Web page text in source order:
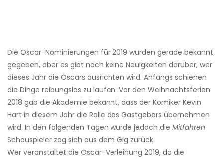
Die Oscar-Nominierungen für 2019 wurden gerade bekannt
gegeben, aber es gibt noch keine Neuigkeiten darüber, wer
dieses Jahr die Oscars ausrichten wird. Anfangs schienen
die Dinge reibungslos zu laufen. Vor den Weihnachtsferien
2018 gab die Akademie bekannt, dass der Komiker Kevin
Hart in diesem Jahr die Rolle des Gastgebers übernehmen
wird. In den folgenden Tagen wurde jedoch die Mitfahren
Schauspieler zog sich aus dem Gig zurück.
Wer veranstaltet die Oscar-Verleihung 2019, da die